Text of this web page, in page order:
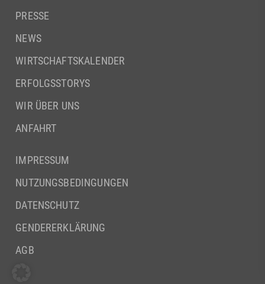
PRESSE
NEWS
WIRTSCHAFTSKALENDER
ERFOLGSSTORYS
WIR ÜBER UNS
ANFAHRT
IMPRESSUM
NUTZUNGSBEDINGUNGEN
DATENSCHUTZ
GENDERERKLÄRUNG
AGB